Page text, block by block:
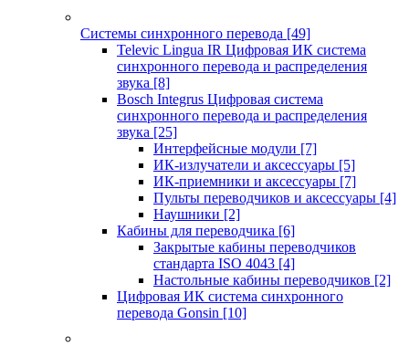
Системы синхронного перевода [49]
Televic Lingua IR Цифровая ИК система
синхронного перевода и распределения
звука [8]
Bosch Integrus Цифровая система
синхронного перевода и распределения
звука [25]
Интерфейсные модули [7]
ИК-излучатели и аксессуары [5]
ИК-приемники и аксессуары [7]
Пульты переводчиков и аксессуары [4]
Наушники [2]
Кабины для переводчика [6]
Закрытые кабины переводчиков
стандарта ISO 4043 [4]
Настольные кабины переводчиков [2]
Цифровая ИК система синхронного
перевода Gonsin [10]